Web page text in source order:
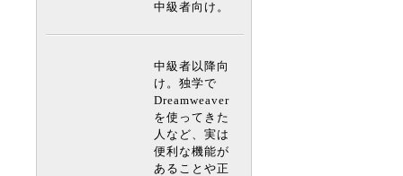
中級者向け。
中級者以降向
け。独学で
Dreamweaver
を使ってきた
人など、実は
便利な機能が
あることや正